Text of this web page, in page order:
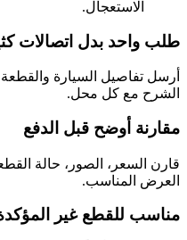
الاستعجال.
طلب واحد بدل اتصالات
أرسل تفاصيل السيارة
الشرح مع كل محل.
مقارنة أوضح قبل الدفع
قارن السعر، الصور، حالة
العرض المناسب.
مناسب للقطع غير